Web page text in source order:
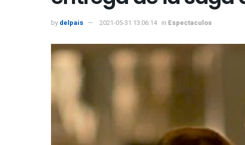
by delpais 2021-05-31 13:06:14 in Espectaculos